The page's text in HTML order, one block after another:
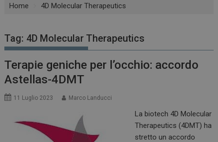
Home 4D Molecular Therapeutics
Tag: 4D Molecular Therapeutics
Terapie geniche per l’occhio: accordo
Astellas-4DMT
11 Luglio 2023 Marco Landucci
La biotech 4D Molecular
Therapeutics (4DMT) ha
stretto un accordo